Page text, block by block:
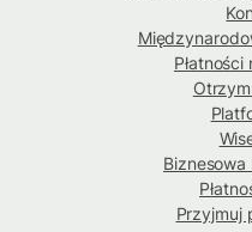
Przyjmuj